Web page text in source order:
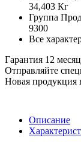
34,403 Кг
Группа
9300
Все
Гарантия 12
Отправляйте
Новая продукция
Описание